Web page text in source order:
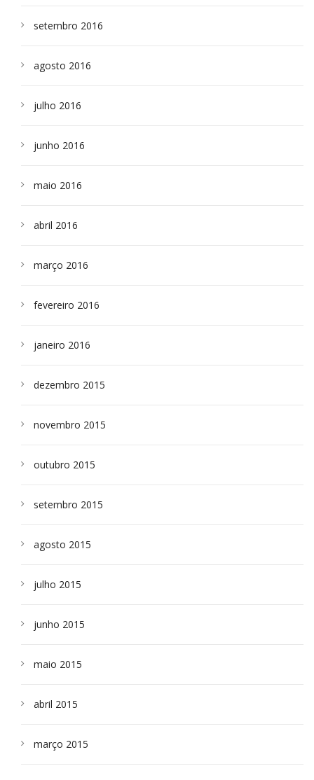
setembro 2016
agosto 2016
julho 2016
junho 2016
maio 2016
abril 2016
março 2016
fevereiro 2016
janeiro 2016
dezembro 2015
novembro 2015
outubro 2015
setembro 2015
agosto 2015
julho 2015
junho 2015
maio 2015
abril 2015
março 2015